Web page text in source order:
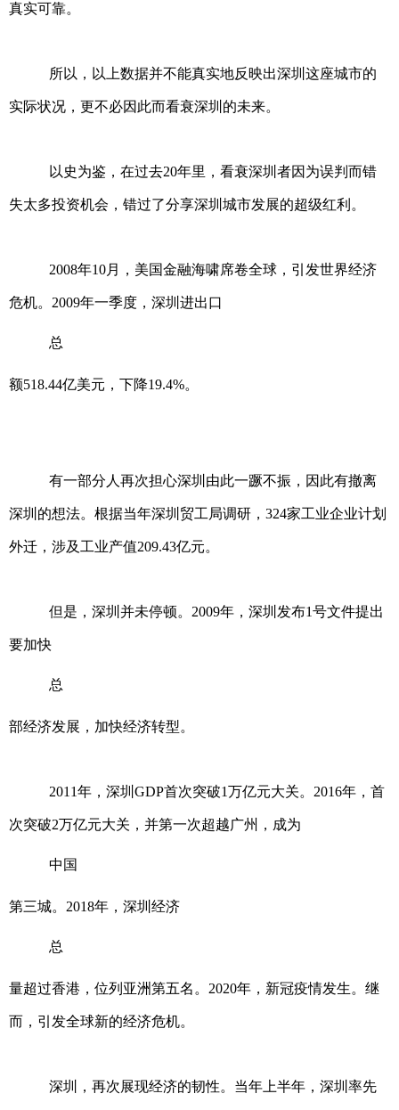
真实可靠。
所以，以上数据并不能真实地反映出深圳这座城市的
实际状况，更不必因此而看衰深圳的未来。
以史为鉴，在过去20年里，看衰深圳者因为误判而错
失太多投资机会，错过了分享深圳城市发展的超级红利。
2008年10月，美国金融海啸席卷全球，引发世界经济
危机。2009年一季度，深圳进出口
总
额518.44亿美元，下降19.4%。
有一部分人再次担心深圳由此一蹶不振，因此有撤离
深圳的想法。根据当年深圳贸工局调研，324家工业企业计划
外迁，涉及工业产值209.43亿元。
但是，深圳并未停顿。2009年，深圳发布1号文件提出
要加快
总
部经济发展，加快经济转型。
2011年，深圳GDP首次突破1万亿元大关。2016年，首
次突破2万亿元大关，并第一次超越广州，成为
中国
第三城。2018年，深圳经济
总
量超过香港，位列亚洲第五名。2020年，新冠疫情发生。继
而，引发全球新的经济危机。
深圳，再次展现经济的韧性。当年上半年，深圳率先